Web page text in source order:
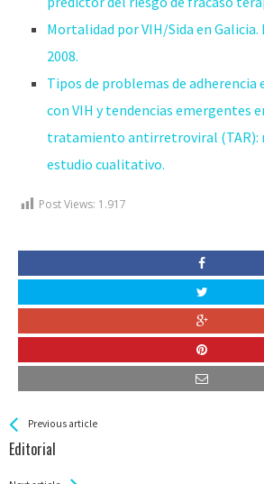
Mortalidad por VIH/Sida en Galicia.
2008.
Tipos de problemas de adherencia
con VIH y tendencias emergentes
tratamiento antirretroviral (TAR):
estudio cualitativo.
Post Views: 1.917
See more
Previous article
Editorial
Back
All